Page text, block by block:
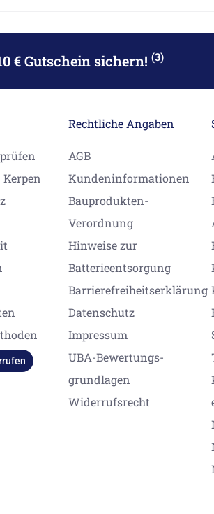
€ Gutschein sichern! (3)
Rechtliche Angaben
AGB
Kundeninformationen
Bauprodukten-
Verordnung
Hinweise zur
Batterieentsorgung
Barrierefreiheitserklärung
Datenschutz
Impressum
UBA-Bewertungs-
grundlagen
Widerrufsrecht